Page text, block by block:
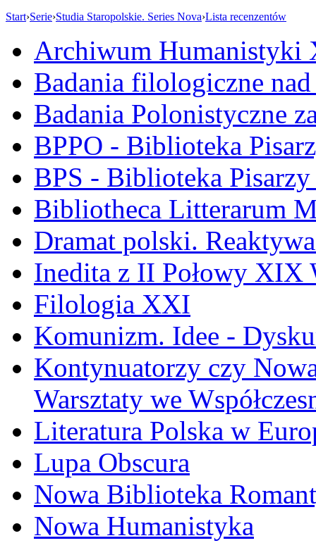
Start›Serie›Studia Staropolskie. Series Nova›Lista recenzentów
Archiwum Humanistyki
Badania filologiczne
Badania Polonistyczne
BPPO - Biblioteka
BPS - Biblioteka
Bibliotheca Litterarum
Dramat polski.
Inedita z II Połowy XIX
Filologia XXI
Komunizm. Idee -
Kontynuatorzy czy
Warsztaty we
Literatura Polska w
Lupa Obscura
Nowa Biblioteka
Nowa Humanistyka